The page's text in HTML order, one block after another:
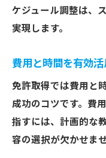
ケジュール調整は、
実現します。
費用と時間を有効
免許取得では費用と
成功のコツです。費
指すには、計画的な
容の選択が欠かせませ